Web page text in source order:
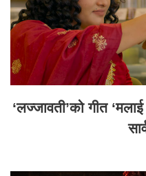
‘लज्जावती’को गीत